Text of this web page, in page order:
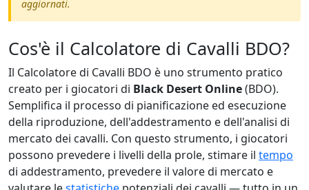
aggiornati.
Cos'è il Calcolatore di Cavalli BDO?
Il Calcolatore di Cavalli BDO è uno strumento pratico
creato per i giocatori di Black Desert Online(BDO).
Semplifica il processo di pianificazione ed esecuzione
della riproduzione, dell'addestramento e dell'analisi di
mercato dei cavalli. Con questo strumento, i giocatori
possono prevedere i livelli della prole, stimare il tempo
di addestramento, prevedere il valore di mercato e